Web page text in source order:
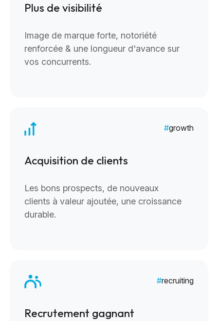
Plus de visibilité
Image de marque forte, notoriété
renforcée & une longueur d'avance sur
vos concurrents.
growth
Acquisition de clients
Les bons prospects, de nouveaux
clients à valeur ajoutée, une croissance
durable.
recruiting
Recrutement gagnant